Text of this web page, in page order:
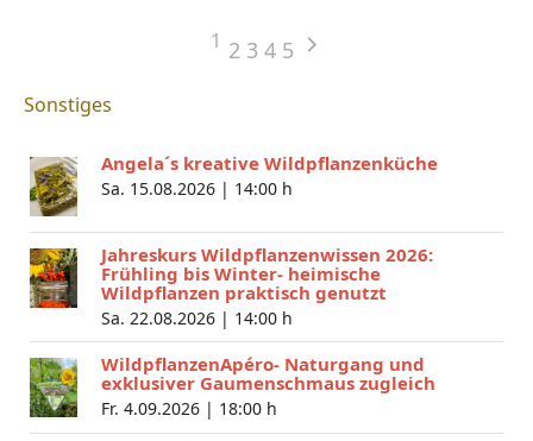
1 2 3 4 5
Sonstiges
Angela´s kreative Wildpflanzenküche
Sa. 15.08.2026 | 14:00 h
Jahreskurs Wildpflanzenwissen 2026:
Frühling bis Winter- heimische
Wildpflanzen praktisch genutzt
Sa. 22.08.2026 | 14:00 h
WildpflanzenApéro- Naturgang und
exklusiver Gaumenschmaus zugleich
Fr. 4.09.2026 | 18:00 h